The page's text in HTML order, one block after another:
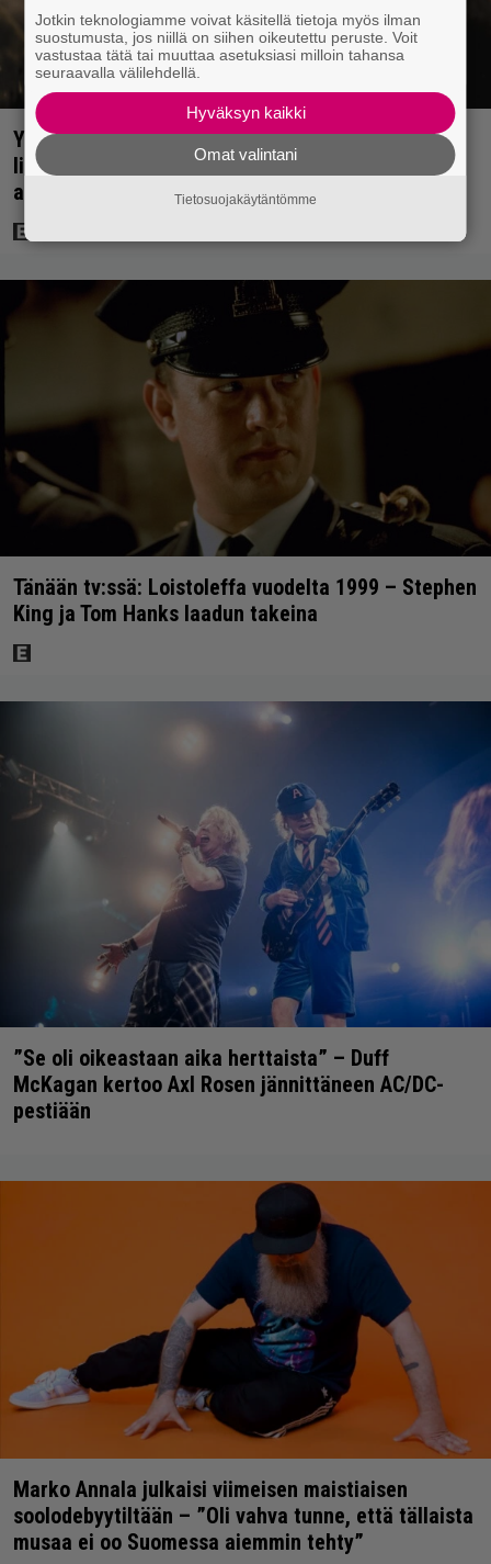
Yöllä tv:ssä: Sotaelokuvan näyttelijät kasvattivat
lihakset nopeasti erikoisella kikalla – IMDb-
arvosana on 7,6
Tänään tv:ssä: Loistoleffa vuodelta 1999 – Stephen
King ja Tom Hanks laadun takeina
”Se oli oikeastaan aika herttaista” – Duff
McKagan kertoo Axl Rosen jännittäneen AC/DC-
pestiään
Marko Annala julkaisi viimeisen maistiaisen
soolodebyytiltään – ”Oli vahva tunne, että tällaista
musaa ei oo Suomessa aiemmin tehty”
Jotkin teknologiamme voivat käsitellä tietoja myös ilman
suostumusta, jos niillä on siihen oikeutettu peruste. Voit
vastustaa tätä tai muuttaa asetuksiasi milloin tahansa
seuraavalla välilehdellä.
Hyväksyn kaikki
Omat valintani
Tietosuojakäytäntömme